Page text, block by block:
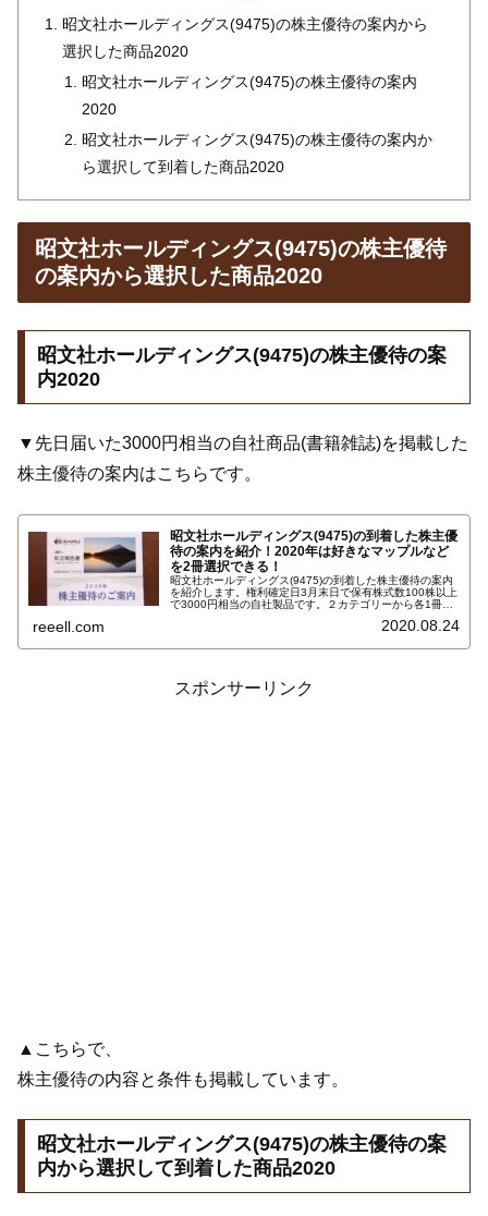
昭文社ホールディングス(9475)の株主優待の案内から
選択した商品2020
昭文社ホールディングス(9475)の株主優待の案内
2020
昭文社ホールディングス(9475)の株主優待の案内か
ら選択して到着した商品2020
昭文社ホールディングス(9475)の株主優待
の案内から選択した商品2020
昭文社ホールディングス(9475)の株主優待の案
内2020
▼先日届いた3000円相当の自社商品(書籍雑誌)を掲載した
株主優待の案内はこちらです。
昭文社ホールディングス(9475)の到着した株主優
待の案内を紹介！2020年は好きなマップルなど
を2冊選択できる！
昭文社ホールディングス(9475)の到着した株主優待の案内
を紹介します。権利確定日3月末日で保有株式数100株以上
で3000円相当の自社製品です。２カテゴリーから各1冊選
ＧＡマップル、カテゴリー02：スッと頭に入る、家族でお
版…
reeell.com 2020.08.24
スポンサーリンク
▲こちらで、
株主優待の内容と条件も掲載しています。
昭文社ホールディングス(9475)の株主優待の案
内から選択して到着した商品2020